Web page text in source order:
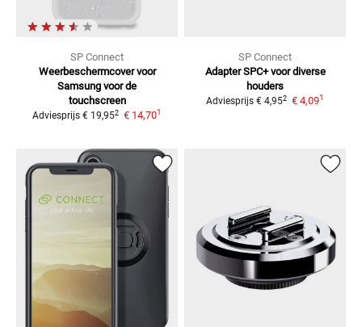
SP Connect
Weerbeschermcover voor
Samsung voor de
touchscreen
Adviesprijs € 19,952 € 14,701
SP Connect
Adapter SPC+ voor diverse
houders
Adviesprijs € 4,952 € 4,091